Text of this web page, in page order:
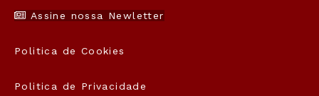
Assine nossa Newletter
Politica de Cookies
Politica de Privacidade